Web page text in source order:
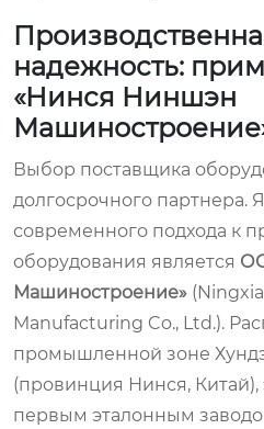
надежность:
«Нинся Ниншэн
Выбор поставщика
долгосрочного
современного подхода к
оборудования является
Машиностроение»
Manufacturing Co., Ltd.).
промышленной зоне
(провинция Нинся, Китай),
первым эталонным